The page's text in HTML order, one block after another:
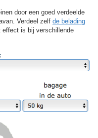
door een goed verdeelde
Verdeel zelf de belading
effect is bij verschillende